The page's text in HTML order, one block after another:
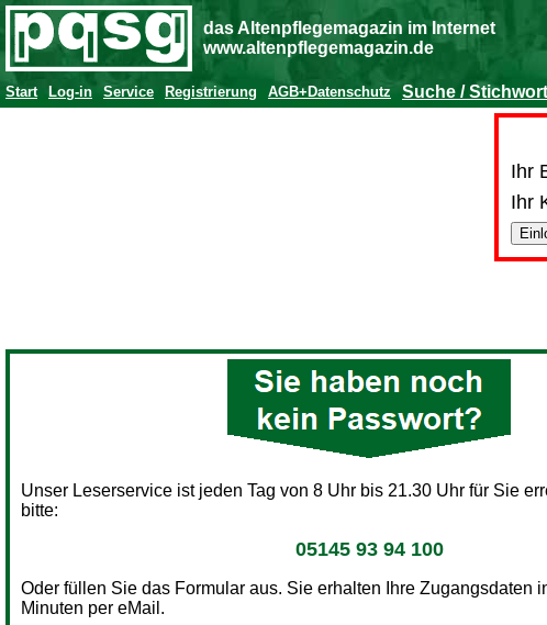
das Altenpflegemagazin im Internet
www.altenpflegemagazin.de
Start Log-in Service Registrierung AGB+Datenschutz Suche /
Ihr
Ihr
Unser Leserservice ist jeden Tag von 8 Uhr bis 21.30 Uhr für Sie
bitte:
05145 93 94 100
Oder füllen Sie das Formular aus. Sie erhalten Ihre Zugangsdaten
Minuten per eMail.